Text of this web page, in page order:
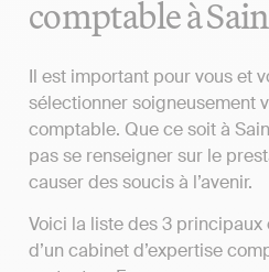
comptable à
Il est important pour vous et
sélectionner soigneusement
comptable. Que ce soit à
pas se renseigner sur le
causer des soucis à l’avenir.
Voici la liste des 3
d’un cabinet d’expertise